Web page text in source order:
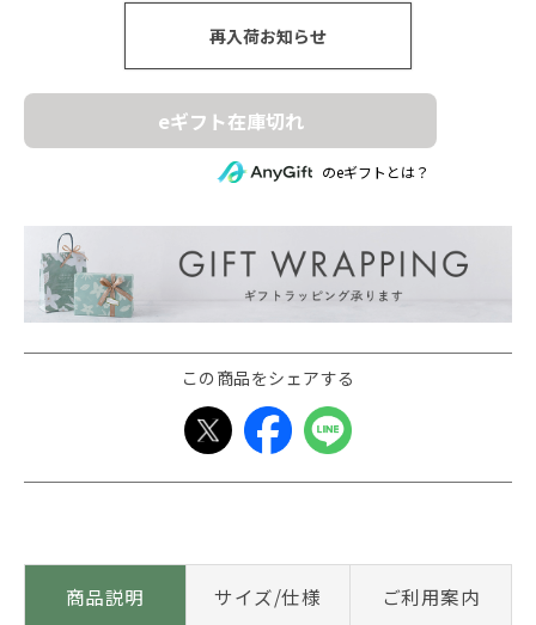
再入荷お知らせ
eギフト在庫切れ
のeギフトとは？
この商品をシェアする
商品説明 サイズ/仕様 ご利用案内